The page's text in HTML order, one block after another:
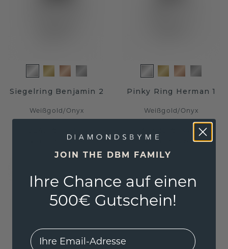
Siegelring Benjamin 2
Weißgold/Onyx
Exkl. MwSt. & Zölle
Pinky Ring Herman 1
Weißgold/Onyx
1.649,- €
Exkl. MwSt. & Zölle
JOIN THE DBM FAMILY
Ihre Chance auf einen
500€ Gutschein!
EMail